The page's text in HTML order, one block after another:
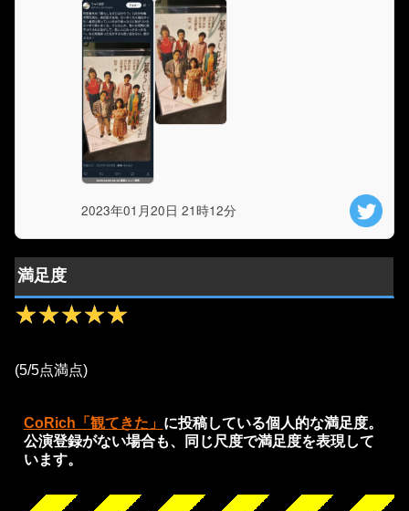
2023年01月20日 21時12分
満足度
★★★★★
★★★★★
(5/5点満点)
CoRich「観てきた」 に投稿している個人的な満足度。
公演登録がない場合も、同じ尺度で満足度を表現して
います。